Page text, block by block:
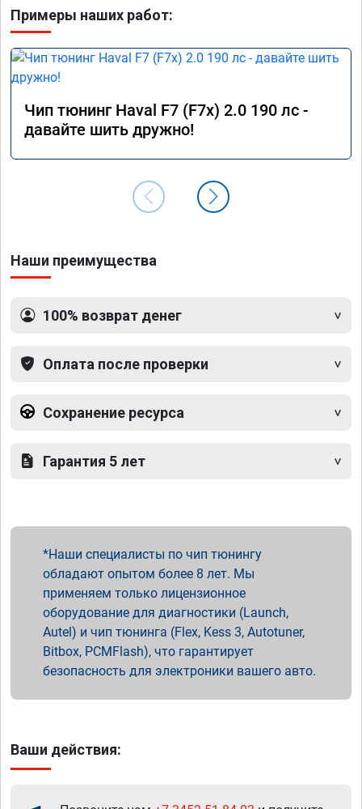
Примеры наших работ:
Чип тюнинг Haval F7 (F7x) 2.0 190 лс -
давайте шить дружно!
Наши преимущества
100% возврат денег
Оплата после проверки
Сохранение ресурса
Гарантия 5 лет
Наши специалисты по чип тюнингу
обладают опытом более 8 лет. Мы
применяем только лицензионное
оборудование для диагностики (Launch,
Autel) и чип тюнинга (Flex, Kess 3, Autotuner,
Bitbox, PCMFlash), что гарантирует
безопасность для электроники вашего авто.
Ваши действия: